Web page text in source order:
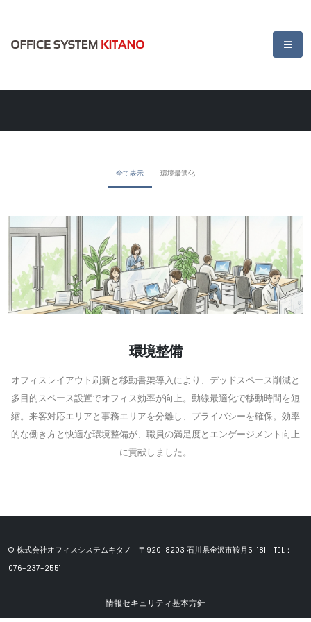
全て表示 環境最適化
環境整備
オフィスレイアウト刷新と移動書架導入により、デッドスペース削減と
多目的スペース設置でオフィス効率が向上。動線最適化で移動時間を短
縮。来客対応エリアと事務エリアを分離し、プライバシーを確保。効率
的な働き方と快適な環境整備が、職員の満足度とエンゲージメント向上
に貢献しました。
© 株式会社オフィスシステムキタノ 〒920-8203 石川県金沢市鞍月5-181 TEL：
076-237-2551
情報セキュリティ基本方針